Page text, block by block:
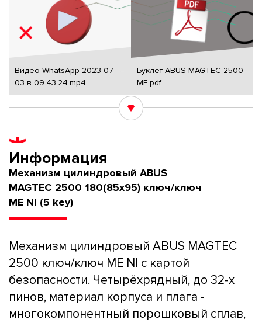
Видео WhatsApp 2023-07-
03 в 09.43.24.mp4
Буклет ABUS MAGTEC 2500
ME.pdf
Информация
Механизм цилиндровый ABUS
MAGTEC 2500 180(85x95) ключ/ключ
ME NI (5 key)
Механизм цилиндровый ABUS MAGTEC
2500 ключ/ключ ME NI с картой
безопасности. Четырёхрядный, до 32-х
пинов, материал корпуса и плага -
многокомпонентный порошковый сплав,